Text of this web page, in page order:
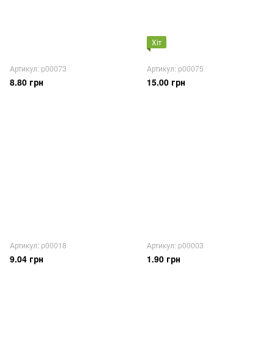
Артикул: p00073
8.80 грн
Хіт
Артикул: p00075
15.00 грн
Артикул: p00018
9.04 грн
Артикул: p00003
1.90 грн